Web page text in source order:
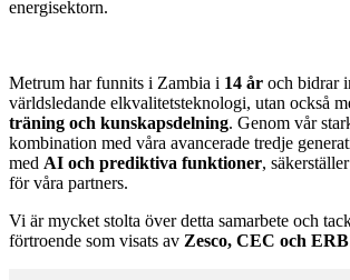
energisektorn.
Metrum har funnits i Zambia i 14 år och bidrar
världsledande elkvalitetsteknologi, utan också
träning och kunskapsdelning. Genom vår
kombination med våra avancerade tredje
med AI och prediktiva funktioner,
för våra partners.
Vi är mycket stolta över detta samarbete och
förtroende som visats av Zesco, CEC och